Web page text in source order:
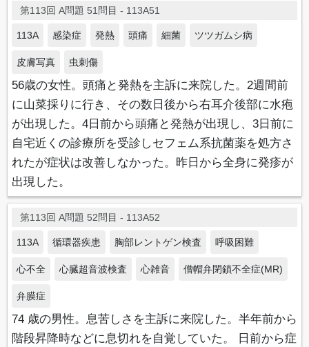
第113回 A問題 51問目 - 113A51
113A 感染症 発熱 頭痛 細菌 ツツガムシ病
皮膚写真 虫刺傷
56歳の女性。頭痛と発熱を主訴に来院した。2週間前
に山菜採りに行き、その数日後から右耳介後部に水疱
が出現した。4日前から頭痛と発熱が出現し、3日前に
自宅近くの診療所を受診しセフェム系抗菌薬を処方さ
れたが症状は改善しなかった。昨日から全身に発疹が
出現した。
第113回 A問題 52問目 - 113A52
113A 循環器疾患 胸部レントゲン検査 呼吸困難
心不全 心臓超音波検査 心雑音 僧帽弁閉鎖不全症(MR)
弁膜症
74 歳の男性。息苦しさを主訴に来院した。半年前から
階段昇降時などに息切れを自覚していた。 日前から症